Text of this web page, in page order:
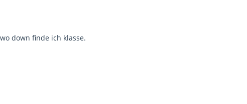
down finde ich klasse.